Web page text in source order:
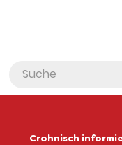
Crohnisch